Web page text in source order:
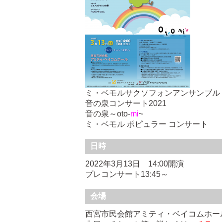
ミ・ベモルサクソフォンアンサンブル
音の泉コンサート2021
音の泉～oto-mi~
ミ・ベモル ポピュラー コンサート
日時
2022年3月13日 14:00開演
プレコンサート13:45～
会場
西宮市民会館アミティ・ベイコムホー